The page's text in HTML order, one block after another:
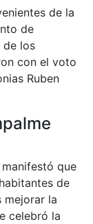
de la
de
de los
con el voto
Ruben
que
de
mejorar la
celebró la